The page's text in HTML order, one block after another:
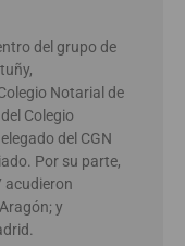
del grupo de
Notarial de
Colegio
del CGN
Por su parte,
acudieron
y